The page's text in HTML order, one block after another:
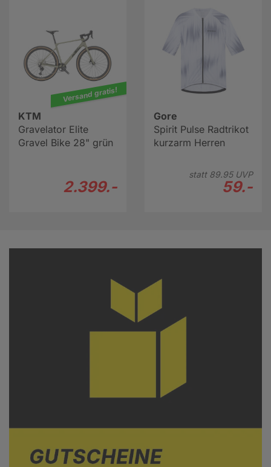
Versand gratis!
KTM
Gravelator Elite
Gravel Bike 28" grün
2.399.-
Gore
Spirit Pulse Radtrikot
kurzarm Herren
statt 89.95UVP
59.-